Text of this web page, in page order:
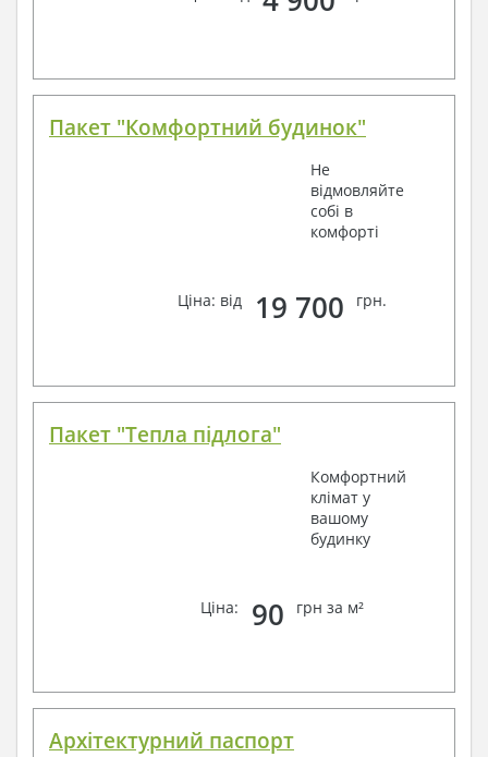
Пакет "Комфортний будинок"
Не
відмовляйте
собі в
комфорті
Ціна: від 19 700 грн.
Пакет "Тепла підлога"
Комфортний
клімат у
вашому
будинку
Ціна: 90 грн за м²
Архітектурний паспорт